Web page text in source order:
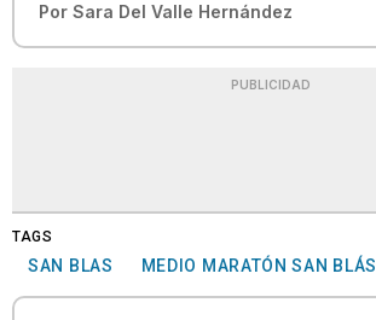
Por Sara Del Valle Hernández
PUBLICIDAD
TAGS
SAN BLAS MEDIO MARATÓN SAN BLÁS